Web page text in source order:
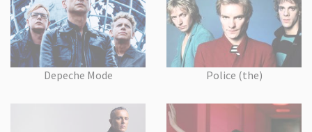
Depeche Mode Police (the)